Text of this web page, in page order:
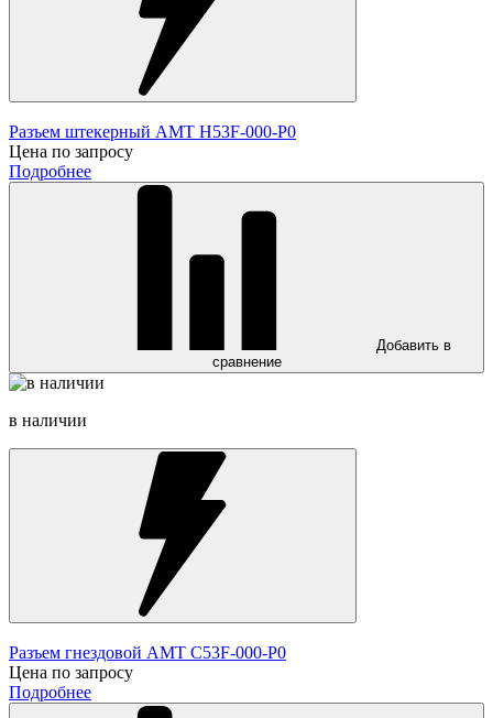
Разъем штекерный AMT H53F-000-P0
Цена по запросу
Подробнее
Добавить в
сравнение
в наличии
Разъем гнездовой AMT C53F-000-P0
Цена по запросу
Подробнее